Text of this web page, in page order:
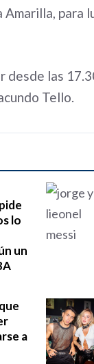
Amarilla, para
desde las
Tello.
lo
un
a